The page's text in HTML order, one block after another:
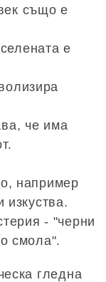
също е
е
че има
например
изкуства.
- "черни
смола".
гледна